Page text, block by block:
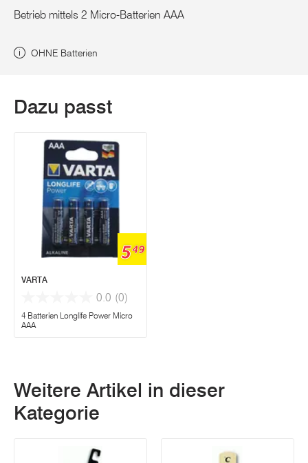
Betrieb mittels 2 Micro-Batterien AAA
OHNE Batterien
Dazu passt
549
VARTA
0.0 (0)
4 Batterien Longlife Power Micro
AAA
Weitere Artikel in dieser
Kategorie